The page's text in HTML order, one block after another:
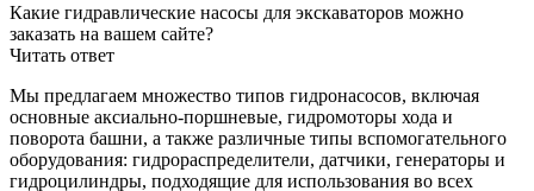
Какие гидравлические насосы для экскаваторов можно
заказать на вашем сайте?
Читать ответ
Мы предлагаем множество типов гидронасосов, включая
основные аксиально-поршневые, гидромоторы хода и
поворота башни, а также различные типы вспомогательного
оборудования: гидрораспределители, датчики, генераторы и
гидроцилиндры, подходящие для использования во всех